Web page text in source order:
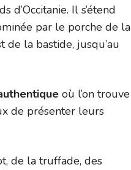
Il s’étend
par le porche de la
la bastide, jusqu’au
où l’on trouve
de présenter leurs
de la truffade, des